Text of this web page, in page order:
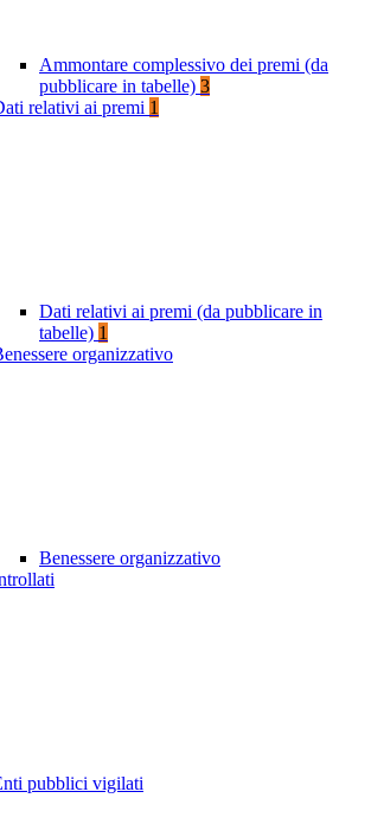
Ammontare complessivo dei premi (da
pubblicare in tabelle) 3
relativi ai premi 1
Dati relativi ai premi (da pubblicare in
tabelle) 1
organizzativo
Benessere organizzativo
pubblici vigilati